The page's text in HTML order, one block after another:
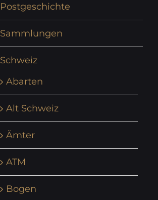
Postgeschichte
Sammlungen
Schweiz
Abarten
Alt Schweiz
Ämter
ATM
Bogen